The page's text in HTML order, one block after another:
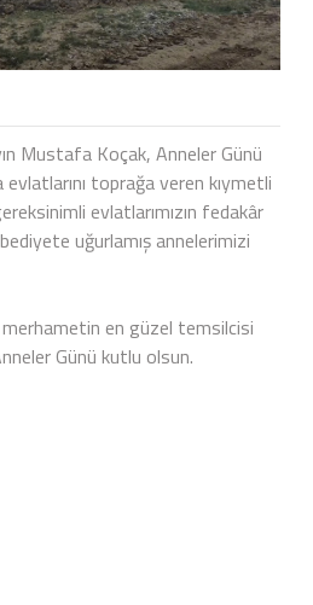
Mustafa Koçak, Anneler Günü
toprağa veren kıymetli
evlatlarımızın fedakâr
uğurlamış annelerimizi
merhametin en güzel temsilcisi
Günü kutlu olsun.